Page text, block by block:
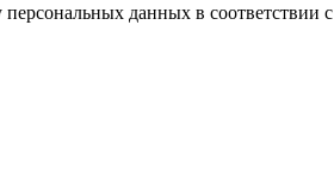
данных в соответствии с